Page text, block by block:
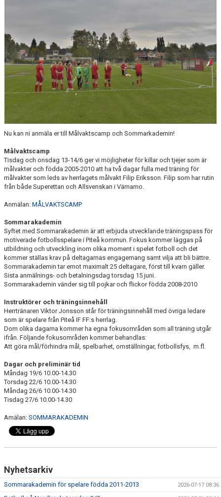
Nu kan ni anmäla er till Målvaktscamp och Sommarkademin!
Målvaktscamp
Tisdag och onsdag 13-14/6 ger vi möjligheter för killar och tjejer som är
målvakter och födda 2005-2010 att ha två dagar fulla med träning för
målvakter som leds av herrlagets målvakt Filip Eriksson. Filip som har rutin
från både Superettan och Allsvenskan i Värnamo.
Anmälan: MÅLVAKTSCAMP
Sommarakademin
Syftet med Sommarakademin är att erbjuda utvecklande träningspass för
motiverade fotbollsspelare i Piteå kommun. Fokus kommer läggas på
utbildning och utveckling inom olika moment i spelet fotboll och det
kommer ställas krav på deltagarnas engagemang samt vilja att bli bättre.
Sommarakademin tar emot maximalt 25 deltagare, först till kvarn gäller.
Sista anmälnings- och betalningsdag torsdag 15 juni.
Sommarakademin vänder sig till pojkar och flickor födda 2008-2010
Instruktörer och träningsinnehåll
Herrtränaren Viktor Jonsson står för träningsinnehåll med övriga ledare
som är spelare från Piteå IF FF:s herrlag.
Dom olika dagarna kommer ha egna fokusområden som all träning utgår
ifrån. Följande fokusområden kommer behandlas:
Att göra mål/förhindra mål, spelbarhet, omställningar, fotbollsfys, m.fl.
Dagar och preliminär tid
Måndag 19/6 10.00-14.30
Torsdag 22/6 10.00-14.30
Måndag 26/6 10.00-14.30
Tisdag 27/6 10.00-14.30
Amälan: SOMMARAKADEMIN
Nyhetsarkiv
Sommarakademin för spelare födda 2011-2013 2026-07-17 08:36